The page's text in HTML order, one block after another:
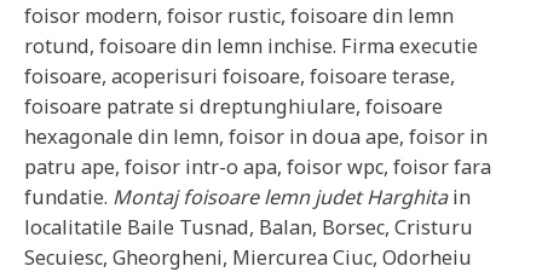
foisor modern, foisor rustic, foisoare din lemn
rotund, foisoare din lemn inchise. Firma executie
foisoare, acoperisuri foisoare, foisoare terase,
foisoare patrate si dreptunghiulare, foisoare
hexagonale din lemn, foisor in doua ape, foisor in
patru ape, foisor intr-o apa, foisor wpc, foisor fara
fundatie. Montaj foisoare lemn judetHarghitain
localitatile Baile Tusnad, Balan, Borsec, Cristuru
Secuiesc, Gheorgheni, Miercurea Ciuc, Odorheiu